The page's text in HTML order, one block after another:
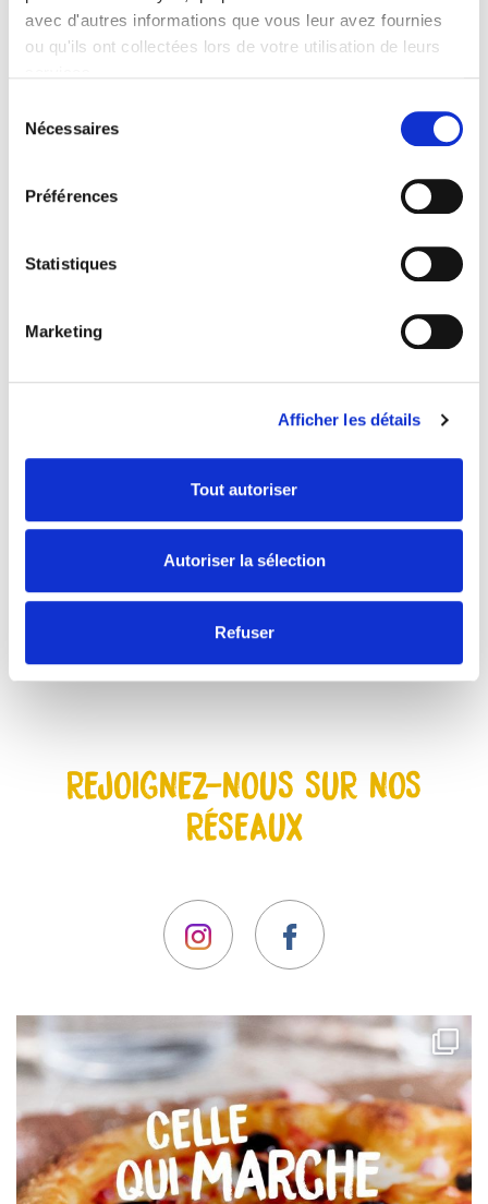
avec d'autres informations que vous leur avez fournies
ou qu'ils ont collectées lors de votre utilisation de leurs
Nécessaires
Préférences
Statistiques
Marketing
Afficher les détails
Tout autoriser
Autoriser la sélection
Refuser
REJOIGNEZ-NOUS SUR NOS
RÉSEAUX